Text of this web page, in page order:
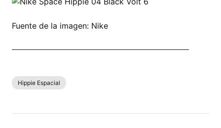
Fuente de la imagen: Nike
Hippie Espacial